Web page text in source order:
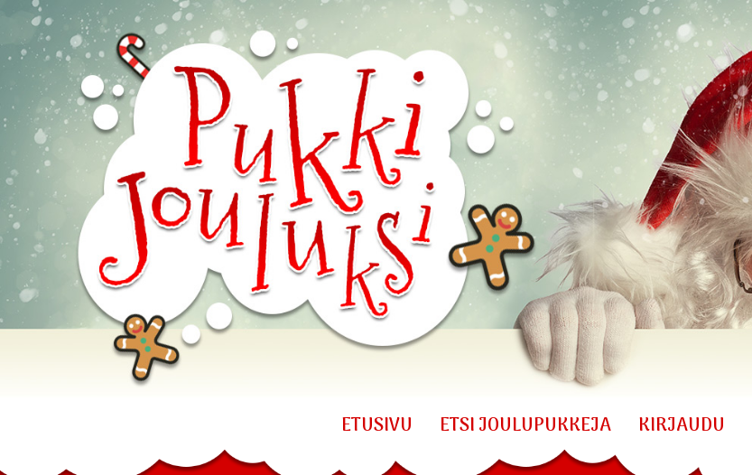
ETUSIVU ETSI JOULUPUKKEJA KIRJAUDU